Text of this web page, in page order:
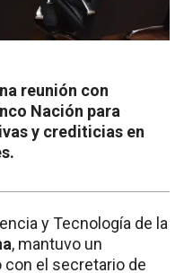
reunión con
Nación para
y crediticias en
y Tecnología de la
, mantuvo un
el secretario de